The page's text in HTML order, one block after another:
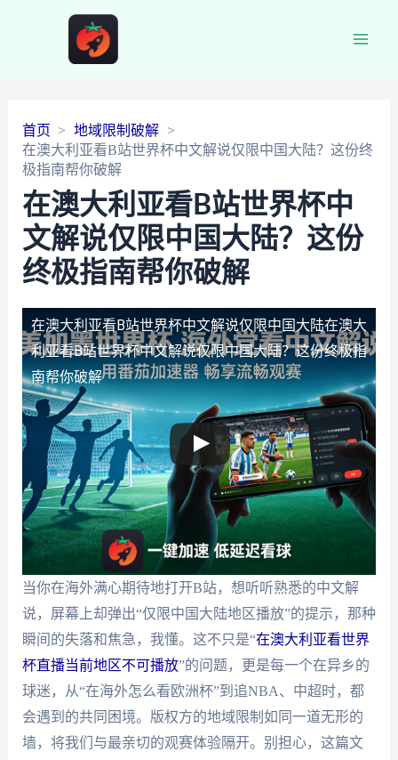
首页
地域限制破解
在澳大利亚看B站世界杯中文解说仅限中国大陆？这份终
极指南帮你破解
在澳大利亚看B站世界杯中
文解说仅限中国大陆？这份
终极指南帮你破解
在澳大利亚看B站世界杯中文解说仅限中国大陆在澳大
利亚看B站世界杯中文解说仅限中国大陆？这份终极指
南帮你破解
当你在海外满心期待地打开B站，想听听熟悉的中文解
说，屏幕上却弹出“仅限中国大陆地区播放”的提示，那种
瞬间的失落和焦急，我懂。这不只是“在澳大利亚看世界
杯直播当前地区不可播放”的问题，更是每一个在异乡的
球迷，从“在海外怎么看欧洲杯”到追NBA、中超时，都
会遇到的共同困境。版权方的地域限制如同一道无形的
墙，将我们与最亲切的观赛体验隔开。别担心，这篇文